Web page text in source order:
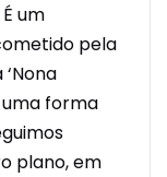
um
pela
uma forma
plano, em